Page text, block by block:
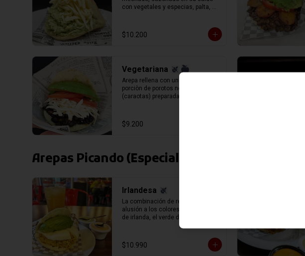
con vegetales y especias, palta,
pepiada) y queso gauda rallado.
$10.200
Vegetariana
Arepa rellena con una nutrida
porciòn de porotos negros
(caraotas) preparadas con sofrito
rodajas.
$9.200
Arepas Picando (Especiales)
Irlandesa
La combinación de rellenos hace
alusión a los colores de la bandera
de irlanda, el verde de la palta
(aguacate) el blanco del queso de
mechado (pechuga de pollo
sazonado en su caldo y mechado,
$10.990